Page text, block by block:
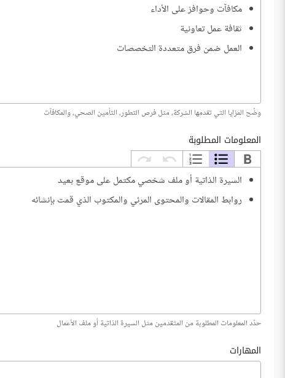
مكافآت وحوافز على الأداء
ثقافة عمل تعاونية
العمل ضمن فرق متعددة التخصصات
وضّح المزايا التي تقدمها الشركة، مثل فرص التطور، التأمين الصحي، والمكافآت
المعلومات المطلوبة
السيرة الذاتية أو ملف شخصي مكتمل على موقع بعيد
روابط المقالات والمحتوى المرئي والمكتوب الذي قمت بإنشائه
حدّد المعلومات المطلوبة من المتقدمين مثل السيرة الذاتية أو ملف الأعمال
المهارات